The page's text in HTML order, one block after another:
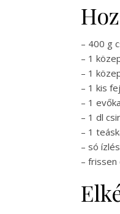
– 400 g
– 1
– 1
– 1 kis
– 1
– 1 dl
– 1
– só
–